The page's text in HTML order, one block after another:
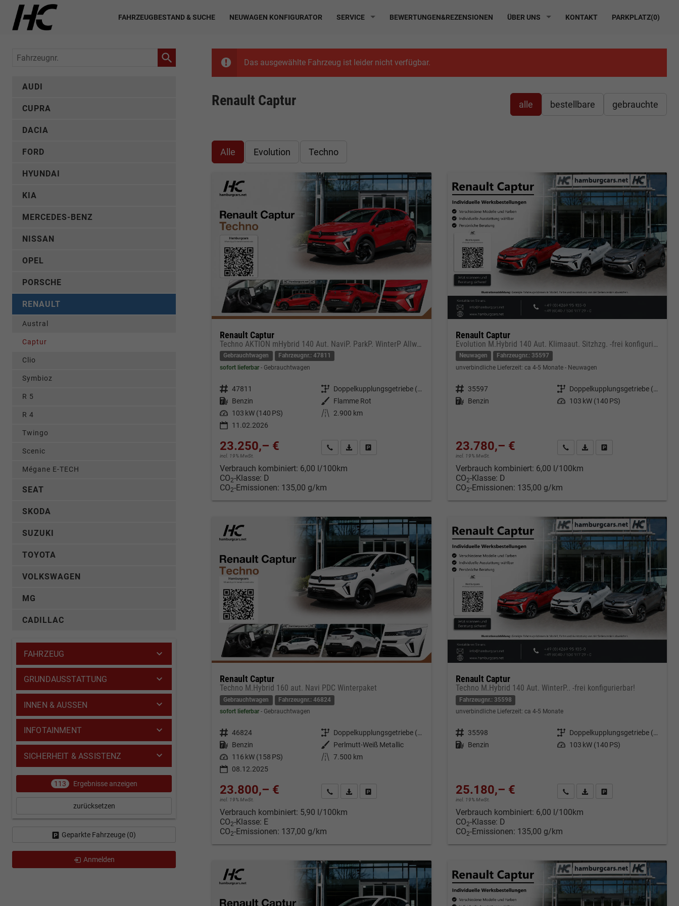
FAHRZEUGBESTAND & SUCHE NEUWAGEN KONFIGURATOR SERVICE BEWERTUNGEN&REZENSIONEN ÜBER UNS KONTAKT PARKPLATZ(0)
Das ausgewählte Fahrzeug ist leider nicht verfügbar.
alle bestellbare gebrauchte
Renault Captur
Alle Evolution Techno
Renault Captur
Techno AKTION mHybrid 140 Aut. NaviP. ParkP. WinterP AllwetterR.
Gebrauchtwagen
Fahrzeugnr.: 47811
sofort lieferbar
Gebrauchtwagen
Fahrzeugnr. 47811 Getriebe
Doppelkupplungsgetriebe (DSG)
Kraftstoff Benzin Außenfarbe Flamme Rot
Leistung 103 kW (140 PS) Kilometerstand
2.900 km
11.02.2026
23.250,– €
incl. 19% MwSt.
Kontakt & Angebot anfordern
PDF-Datei, Fahrzeugexposé drucken
Fahrzeug merken/Expose drucken
Verbrauch kombiniert: 6,00 l/100km
CO2-Klasse: D
CO2-Emissionen: 135,00 g/km
Renault Captur
Evolution M.Hybrid 140 Aut. Klimaaut. Sitzhzg. -frei konfigurierbar !
Neuwagen
Fahrzeugnr.: 35597
unverbindliche Lieferzeit: ca 4-5 Monate Neuwagen
Fahrzeugnr. 35597 Getriebe
Doppelkupplungsgetriebe (DSG)
Kraftstoff Benzin Leistung 103 kW (140 PS)
23.780,– €
incl. 19% MwSt.
Kontakt & Angebot anfordern
PDF-Datei, Fahrzeugexposé
Fahrzeug merken/Expose
Verbrauch kombiniert: 6,00 l/100km
CO2-Klasse: D
CO2-Emissionen: 135,00 g/km
Renault Captur
Techno M.Hybrid 160 aut. Navi PDC Winterpaket
Gebrauchtwagen
Fahrzeugnr.: 46824
sofort lieferbar
Gebrauchtwagen
Fahrzeugnr. 46824 Getriebe
Doppelkupplungsgetriebe (DSG)
Kraftstoff Benzin Außenfarbe
Perlmutt-Weiß Metallic
Leistung 116 kW (158 PS) Kilometerstand 7.500 km
08.12.2025
23.800,– €
incl. 19% MwSt.
Kontakt & Angebot anfordern
PDF-Datei, Fahrzeugexposé drucken
Fahrzeug merken/Expose drucken
Verbrauch kombiniert: 5,90 l/100km
CO2-Klasse: E
CO2-Emissionen: 137,00 g/km
Renault Captur
Techno M.Hybrid 140 Aut. WinterP.. -frei konfigurierbar!
Fahrzeugnr.: 35598
unverbindliche Lieferzeit: ca 4-5 Monate
Fahrzeugnr. 35598 Getriebe
Doppelkupplungsgetriebe (DSG)
Kraftstoff Benzin Leistung 103 kW (140 PS)
25.180,– €
incl. 19% MwSt.
Kontakt & Angebot anfordern
PDF-Datei, Fahrzeugexposé
Fahrzeug merken/Expose
Verbrauch kombiniert: 6,00 l/100km
CO2-Klasse: D
CO2-Emissionen: 135,00 g/km
Fahrzeugnr.
AUDI
CUPRA
DACIA
FORD
HYUNDAI
KIA
MERCEDES-BENZ
NISSAN
OPEL
PORSCHE
RENAULT
Austral
Captur
Clio
Symbioz
R 5
R 4
Twingo
Scenic
Mégane E-TECH
SEAT
SKODA
SUZUKI
TOYOTA
VOLKSWAGEN
MG
CADILLAC
FAHRZEUG
GRUNDAUSSTATTUNG
INNEN & AUSSEN
INFOTAINMENT
SICHERHEIT & ASSISTENZ
113 Ergebnisse anzeigen
zurücksetzen
Geparkte Fahrzeuge (0)
Anmelden